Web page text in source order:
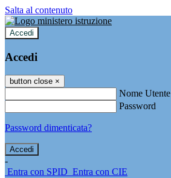
Salta al contenuto
Accedi
Accedi
button close ×
Nome Utente
Password
Password dimenticata?
-
Entra con SPID Entra con CIE